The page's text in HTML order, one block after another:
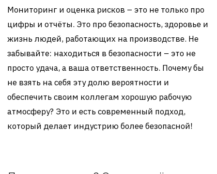
Мониторинг и оценка рисков – это не только про
цифры и отчёты. Это про безопасность, здоровье и
жизнь людей, работающих на производстве. Не
забывайте: находиться в безопасности – это не
просто удача, а ваша ответственность. Почему бы
не взять на себя эту долю вероятности и
обеспечить своим коллегам хорошую рабочую
атмосферу? Это и есть современный подход,
который делает индустрию более безопасной!